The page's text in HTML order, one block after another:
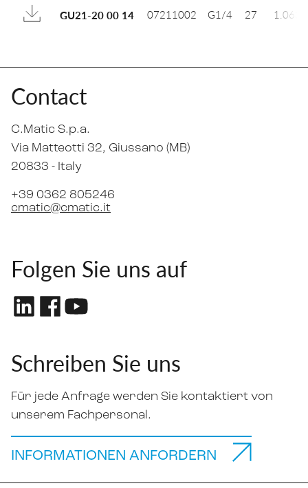
GU21-20 00 14 07211002 G1/4 27 1.063
Contact
C.Matic S.p.a.
Via Matteotti 32, Giussano (MB)
20833 - Italy
+39 0362 805246
cmatic@cmatic.it
Folgen Sie uns auf
Schreiben Sie uns
Für jede Anfrage werden Sie kontaktiert von
unserem Fachpersonal.
INFORMATIONEN ANFORDERN